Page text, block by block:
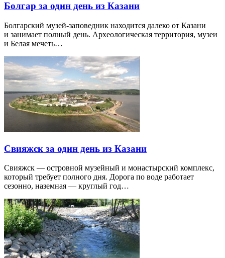
Болгар за один день из Казани
Болгарский музей-заповедник находится далеко от Казани
и занимает полный день. Археологическая территория, музеи
и Белая мечеть…
Свияжск за один день из Казани
Свияжск — островной музейный и монастырский комплекс,
который требует полного дня. Дорога по воде работает
сезонно, наземная — круглый год…